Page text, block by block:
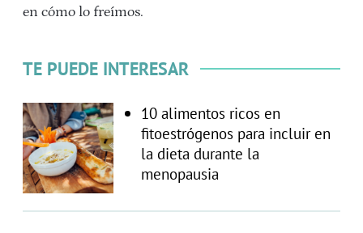
en cómo lo freímos.
TE PUEDE INTERESAR
10 alimentos ricos en
fitoestrógenos para incluir en
la dieta durante la
menopausia